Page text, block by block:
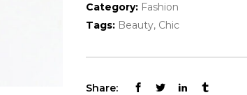
Category: Fashion
Tags: Beauty, Chic
Share: